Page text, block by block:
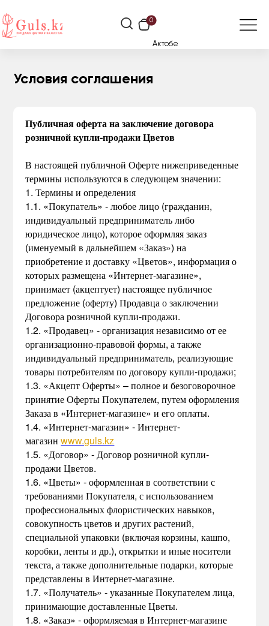
0
Актобе
Условия соглашения
Публичная оферта на заключение договора
розничной купли-продажи Цветов
В настоящей публичной Оферте нижеприведенные
термины используются в следующем значении:
1. Термины и определения
1.1. «Покупатель» - любое лицо (гражданин,
индивидуальный предприниматель либо
юридическое лицо), которое оформляя заказ
(именуемый в дальнейшем «Заказ») на
приобретение и доставку «Цветов», информация о
которых размещена «Интернет-магазине»,
принимает (акцептует) настоящее публичное
предложение (оферту) Продавца о заключении
Договора розничной купли-продажи.
1.2. «Продавец» - организация независимо от ее
организационно-правовой формы, а также
индивидуальный предприниматель, реализующие
товары потребителям по договору купли-продажи;
1.3. «Акцепт Оферты» – полное и безоговорочное
принятие Оферты Покупателем, путем оформления
Заказа в «Интернет-магазине» и его оплаты.
1.4. «Интернет-магазин» - Интернет-
магазинwww.guls.kz
1.5. «Договор» - Договор розничной купли-
продажи Цветов.
1.6. «Цветы» - оформленная в соответствии с
требованиями Покупателя, с использованием
профессиональных флористических навыков,
совокупность цветов и других растений,
специальной упаковки (включая корзины, кашпо,
коробки, ленты и др.), открытки и иные носители
текста, а также дополнительные подарки, которые
представлены в Интернет-магазине.
1.7. «Получатель» - указанные Покупателем лица,
принимающие доставленные Цветы.
1.8. «Заказ» - оформляемая в Интернет-магазине